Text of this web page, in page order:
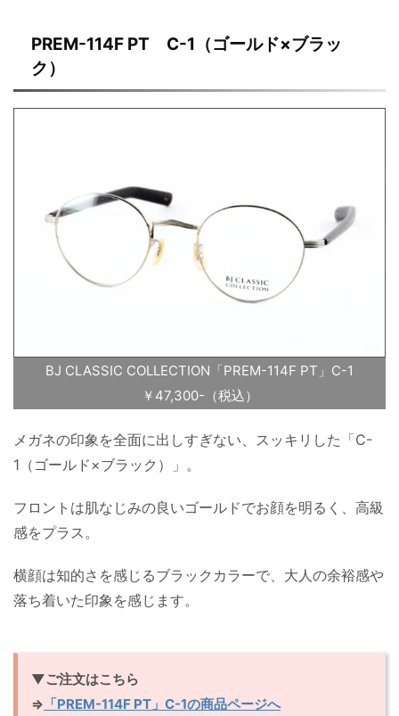
PREM-114F PT C-1（ゴールド×ブラッ
ク）
BJ CLASSIC COLLECTION「PREM-114F PT」C-1
￥47,300-（税込）
メガネの印象を全面に出しすぎない、スッキリした「C-
1（ゴールド×ブラック）」。
フロントは肌なじみの良いゴールドでお顔を明るく、高級
感をプラス。
横顔は知的さを感じるブラックカラーで、大人の余裕感や
落ち着いた印象を感じます。
▼ご注文はこちら
⇒ 「PREM-114F PT」C-1の商品ページへ